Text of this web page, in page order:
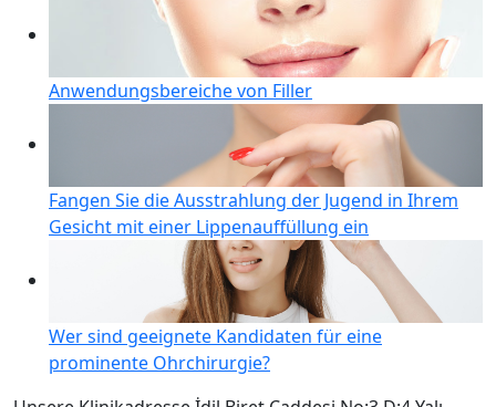
Anwendungsbereiche von Filler
Fangen Sie die Ausstrahlung der Jugend in Ihrem
Gesicht mit einer Lippenauffüllung ein
Wer sind geeignete Kandidaten für eine
prominente Ohrchirurgie?